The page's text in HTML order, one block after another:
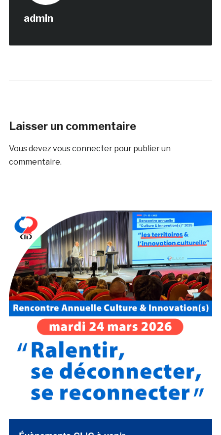
admin
Laisser un commentaire
Vous devezvous connecterpour publier un
commentaire.